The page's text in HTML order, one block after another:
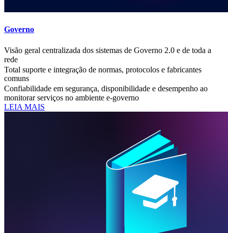
Governo
Visão geral centralizada dos sistemas de Governo 2.0 e de toda a
rede
Total suporte e integração de normas, protocolos e fabricantes
comuns
Confiabilidade em segurança, disponibilidade e desempenho ao
monitorar serviços no ambiente e-governo
LEIA MAIS